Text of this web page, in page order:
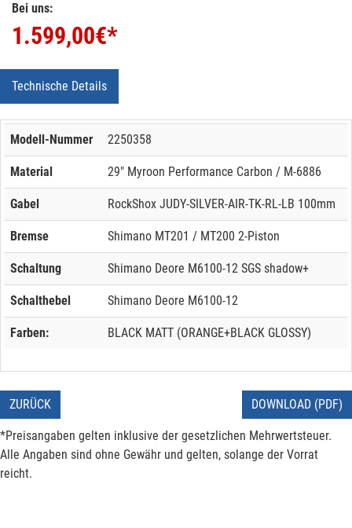
Bei uns:
1.599,00€*
Technische Details
Modell-Nummer 2250358
Material 29" Myroon Performance Carbon / M-6886
Gabel RockShox JUDY-SILVER-AIR-TK-RL-LB 100mm
Bremse Shimano MT201 / MT200 2-Piston
Schaltung Shimano Deore M6100-12 SGS shadow+
Schalthebel Shimano Deore M6100-12
Farben: BLACK MATT (ORANGE+BLACK GLOSSY)
ZURÜCK DOWNLOAD (PDF)
*Preisangaben gelten inklusive der gesetzlichen Mehrwertsteuer.
Alle Angaben sind ohne Gewähr und gelten, solange der Vorrat
reicht.